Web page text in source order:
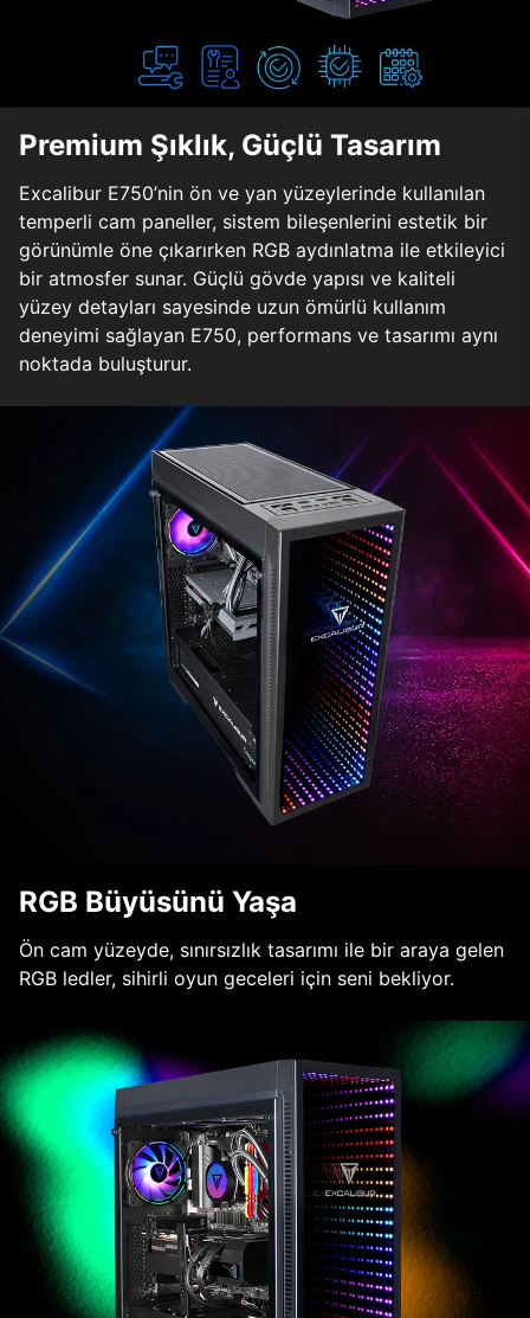
Premium Şıklık, Güçlü Tasarım
Excalibur E750’nin ön ve yan yüzeylerinde kullanılan
temperli cam paneller, sistem bileşenlerini estetik bir
görünümle öne çıkarırken RGB aydınlatma ile etkileyici
bir atmosfer sunar. Güçlü gövde yapısı ve kaliteli
yüzey detayları sayesinde uzun ömürlü kullanım
deneyimi sağlayan E750, performans ve tasarımı aynı
noktada buluşturur.
RGB Büyüsünü Yaşa
Ön cam yüzeyde, sınırsızlık tasarımı ile bir araya gelen
RGB ledler, sihirli oyun geceleri için seni bekliyor.